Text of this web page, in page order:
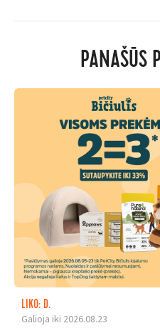
PANAŠŪS
LIKO: D.
Galioja iki 2026.08.23